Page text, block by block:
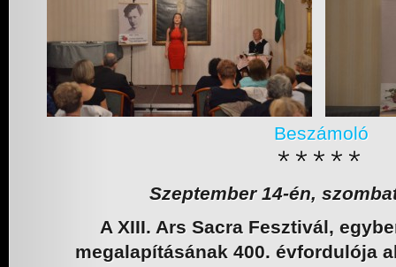
Beszámoló
Szeptember 14-én,
A XIII. Ars Sacra Fesztivál,
megalapításának 400. évfordulója